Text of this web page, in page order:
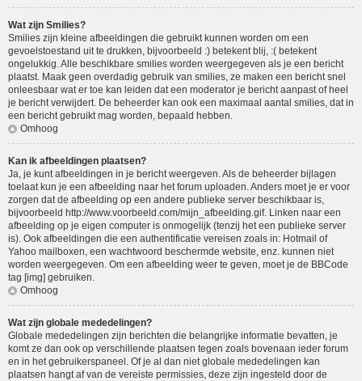
Wat zijn Smilies?
Smilies zijn kleine afbeeldingen die gebruikt kunnen worden om een
gevoelstoestand uit te drukken, bijvoorbeeld :) betekent blij, :( betekent
ongelukkig. Alle beschikbare smilies worden weergegeven als je een bericht
plaatst. Maak geen overdadig gebruik van smilies, ze maken een bericht snel
onleesbaar wat er toe kan leiden dat een moderator je bericht aanpast of heel
je bericht verwijdert. De beheerder kan ook een maximaal aantal smilies, dat in
een bericht gebruikt mag worden, bepaald hebben.
Omhoog
Kan ik afbeeldingen plaatsen?
Ja, je kunt afbeeldingen in je bericht weergeven. Als de beheerder bijlagen
toelaat kun je een afbeelding naar het forum uploaden. Anders moet je er voor
zorgen dat de afbeelding op een andere publieke server beschikbaar is,
bijvoorbeeld http://www.voorbeeld.com/mijn_afbeelding.gif. Linken naar een
afbeelding op je eigen computer is onmogelijk (tenzij het een publieke server
is). Ook afbeeldingen die een authentificatie vereisen zoals in: Hotmail of
Yahoo mailboxen, een wachtwoord beschermde website, enz. kunnen niet
worden weergegeven. Om een afbeelding weer te geven, moet je de BBCode
tag [img] gebruiken.
Omhoog
Wat zijn globale mededelingen?
Globale mededelingen zijn berichten die belangrijke informatie bevatten, je
komt ze dan ook op verschillende plaatsen tegen zoals bovenaan ieder forum
en in het gebruikerspaneel. Of je al dan niet globale mededelingen kan
plaatsen hangt af van de vereiste permissies, deze zijn ingesteld door de